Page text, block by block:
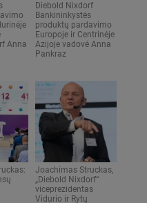
Anna
Diebold Nixdorf
Bankininkystės
produktų pardavimo
Europoje ir Centrinėje
Azijoje vadovė Anna
Pankraz
Joachimas Struckas,
„Diebold Nixdorf“
viceprezidentas
Vidurio ir Rytų